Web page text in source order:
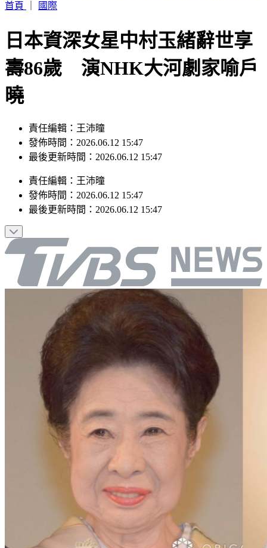
首頁
國際
日本資深女星中村玉緒辭世享
壽86歲 演NHK大河劇家喻戶
曉
責任編輯：王沛曈
發佈時間：2026.06.12 15:47
最後更新時間：2026.06.12 15:47
責任編輯 ： 王沛曈
發佈時間： 2026.06.12 15:47
最後更新時間： 2026.06.12 15:47